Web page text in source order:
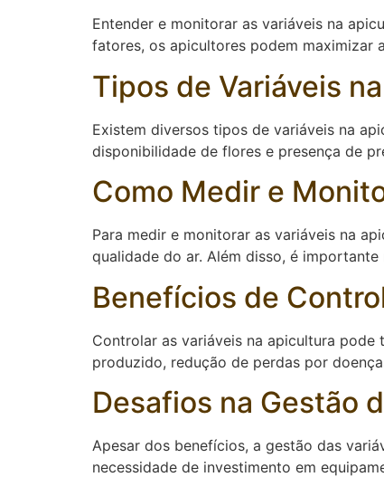
Entender e monitorar as variáveis na
fatores, os apicultores podem maximizar
Tipos de Variáveis
Existem diversos tipos de variáveis na
disponibilidade de flores e presença de
Como Medir e
Para medir e monitorar as variáveis na
qualidade do ar. Além disso, é
Benefícios de
Controlar as variáveis na apicultura
produzido, redução de perdas por
Desafios na Gestão
Apesar dos benefícios, a gestão das
necessidade de investimento em